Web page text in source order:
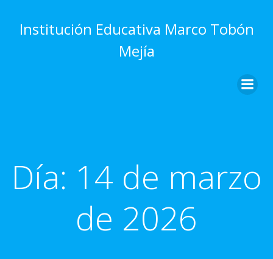
al
contenido
Institución Educativa Marco Tobón
Mejía
Día: 14 de marzo
de 2026